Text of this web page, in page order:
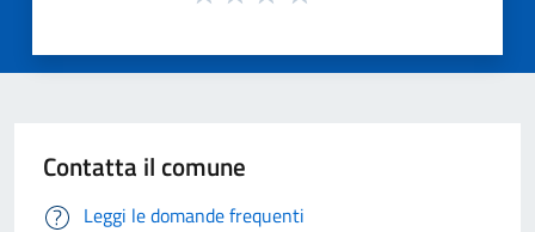
Contatta il comune
Leggi le domande frequenti